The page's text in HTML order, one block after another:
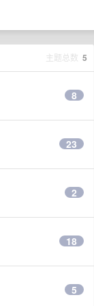
主题总数 5
8
23
2
18
5